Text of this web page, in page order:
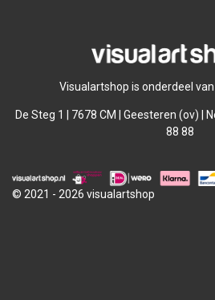
Visualartshop is onderdeel
De Steg 1 | 7678 CM | Geesteren (ov) |
88 88
© 2021 - 2026 visualartshop